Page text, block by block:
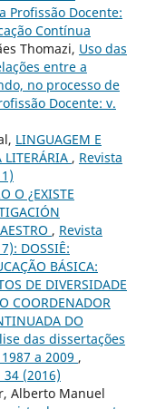
Profissão Docente:
Contínua
Thomazi, Uso das
entre a
no processo de
Docente: v.
LINGUAGEM E
LITERÁRIA , Revista
O ¿EXISTE
, Revista
DOSSIÊ:
BÁSICA:
DE DIVERSIDADE
COORDENADOR
DO
das dissertações
a 2009 ,
(2016)
Alberto Manuel